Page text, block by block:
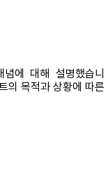
에 대해 설명했습니
의 목적과 상황에 따른